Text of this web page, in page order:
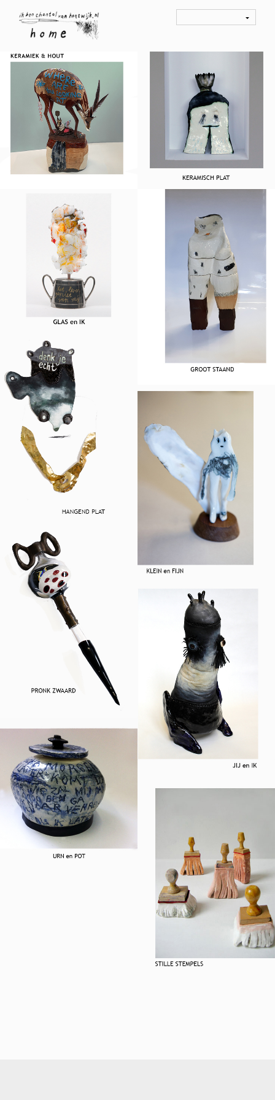
KERAMIEK & HOUT
Keramiekwerken in het
platte vlak
KERAMISCH PLAT
Keramiekwerken in het
platte vlak
GLAS EN IK
Breekbaar GROOT STAAND
Prettig aanwezige kunst
HANGEND PLAT
Denk je echt?
KLEIN & FIJN
Handzame kunst
KRISTALLEN WAPENS
Niet van glas maar van
kristal
JIJ EN IK
Durf jij het aan?
URN EN POT
Keramiek in combinatie
met tekst
STILLE STEMPELS
Sssst